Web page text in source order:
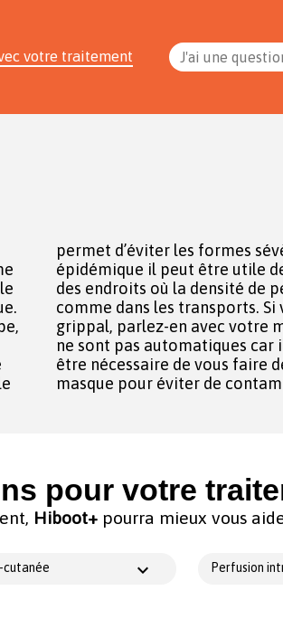
votre traitement J'ai une
masque pour éviter de
pour votre
Hiboot+ pourra mieux vous
cutanée Perfusion